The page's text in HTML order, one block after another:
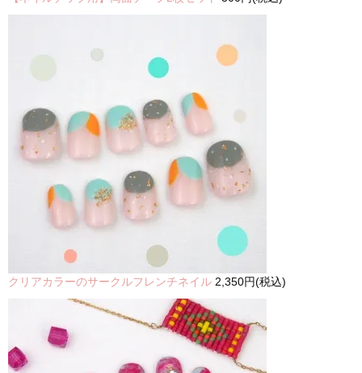
クリアカラーのサークルフレンチネイル 2,350円(税込)